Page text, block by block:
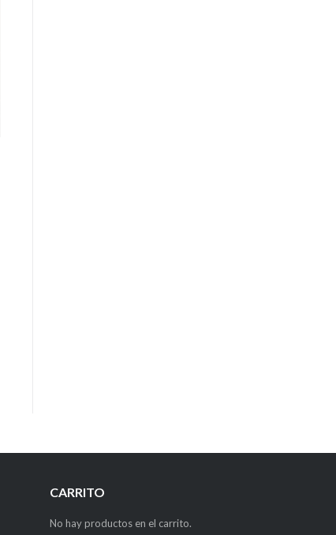
CARRITO
No hay productos en el carrito.